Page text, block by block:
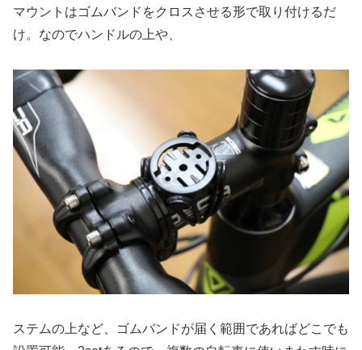
マウントはゴムバンドをクロスさせる形で取り付けるだ
け。なのでハンドルの上や、
ステムの上など、ゴムバンドが届く範囲であればどこでも